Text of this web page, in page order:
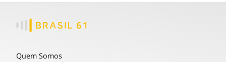
Quem Somos